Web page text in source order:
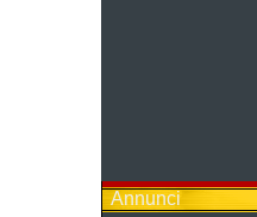
Annunci